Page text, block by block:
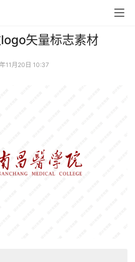
矢量标志素材
11月20日 10:37